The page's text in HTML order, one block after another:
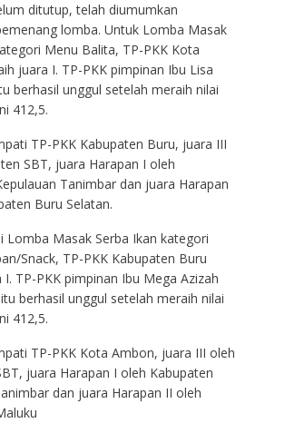
ditutup, telah diumumkan
lomba. Untuk Lomba Masak
Menu Balita, TP-PKK Kota
juara I. TP-PKK pimpinan Ibu Lisa
berhasil unggul setelah meraih nilai
412,5.
TP-PKK Kabupaten Buru, juara III
SBT, juara Harapan I oleh
Tanimbar dan juara Harapan
Buru Selatan.
Lomba Masak Serba Ikan kategori
Snack, TP-PKK Kabupaten Buru
TP-PKK pimpinan Ibu Mega Azizah
berhasil unggul setelah meraih nilai
412,5.
TP-PKK Kota Ambon, juara III oleh
juara Harapan I oleh Kabupaten
dan juara Harapan II oleh